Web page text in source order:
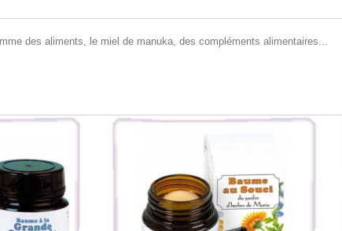
des aliments, le miel de manuka, des compléments alimentaires...